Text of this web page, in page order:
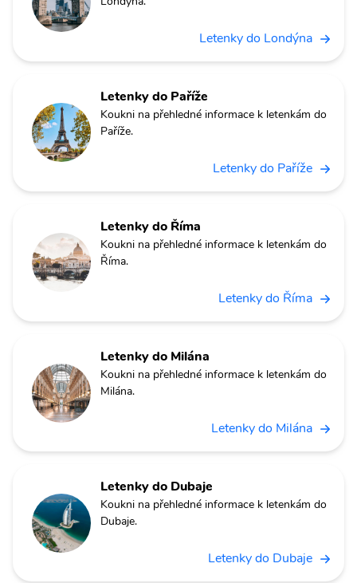
Letenky do Londýna
Letenky do Paříže
Koukni na přehledné informace k letenkám do
Paříže.
Letenky do Paříže
Letenky do Říma
Koukni na přehledné informace k letenkám do
Říma.
Letenky do Říma
Letenky do Milána
Koukni na přehledné informace k letenkám do
Milána.
Letenky do Milána
Letenky do Dubaje
Koukni na přehledné informace k letenkám do
Dubaje.
Letenky do Dubaje